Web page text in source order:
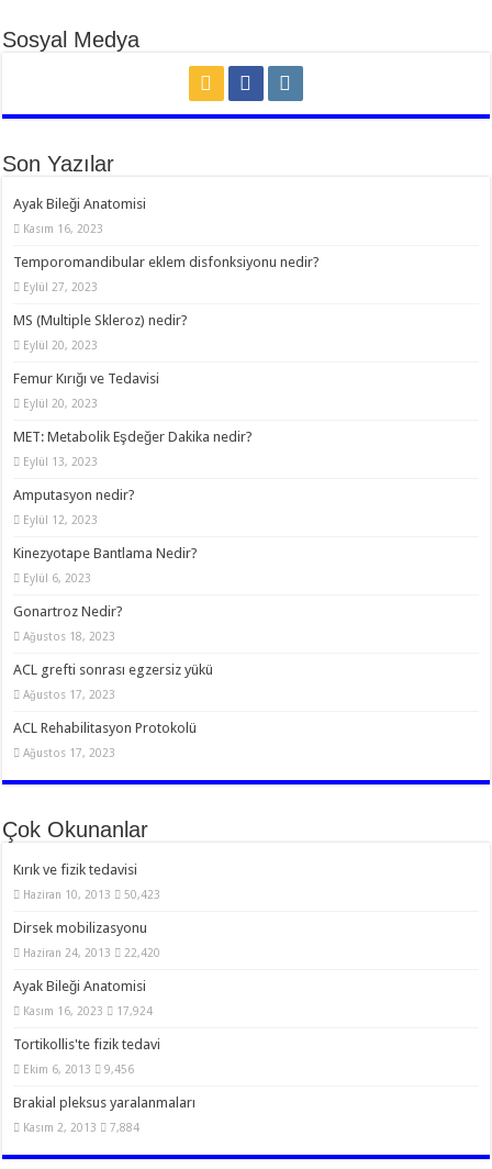
Sosyal Medya
Son Yazılar
Ayak Bileği Anatomisi
Kasım 16, 2023
Temporomandibular eklem disfonksiyonu nedir?
Eylül 27, 2023
MS (Multiple Skleroz) nedir?
Eylül 20, 2023
Femur Kırığı ve Tedavisi
Eylül 20, 2023
MET: Metabolik Eşdeğer Dakika nedir?
Eylül 13, 2023
Amputasyon nedir?
Eylül 12, 2023
Kinezyotape Bantlama Nedir?
Eylül 6, 2023
Gonartroz Nedir?
Ağustos 18, 2023
ACL grefti sonrası egzersiz yükü
Ağustos 17, 2023
ACL Rehabilitasyon Protokolü
Ağustos 17, 2023
Çok Okunanlar
Kırık ve fizik tedavisi
Haziran 10, 2013 50,423
Dirsek mobilizasyonu
Haziran 24, 2013 22,420
Ayak Bileği Anatomisi
Kasım 16, 2023 17,924
Tortikollis'te fizik tedavi
Ekim 6, 2013 9,456
Brakial pleksus yaralanmaları
Kasım 2, 2013 7,884